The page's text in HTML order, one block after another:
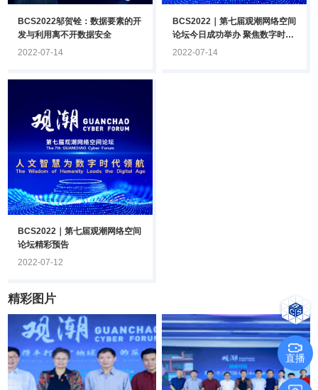
BCS2022邬贺铨：数据要素的开
发与利用离不开数据安全
2022-07-14
BCS2022｜第七届观潮网络空间
论坛今日成功举办 聚焦数字时代
发展新趋势
2022-07-14
BCS2022｜第七届观潮网络空间
论坛精彩预告
2022-07-12
精彩图片
直播